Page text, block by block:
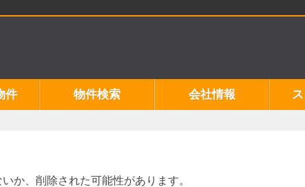
件 物件検索 会社情報
か、削除された可能性があります。